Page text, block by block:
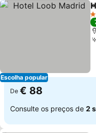
Escolha popular
1
De € 88
Consulte os preços de 2